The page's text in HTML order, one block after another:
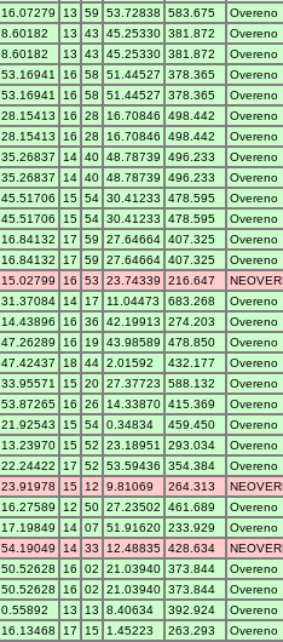
16.07279 13 59 53.72838 583.675
Overeno
8.60182 13 43 45.25330 381.872
Overeno
8.60182 13 43 45.25330 381.872
Overeno
53.16941 16 58 51.44527 378.365
Overeno
53.16941 16 58 51.44527 378.365
Overeno
28.15413 16 28 16.70846 498.442
Overeno
28.15413 16 28 16.70846 498.442
Overeno
35.26837 14 40 48.78739 496.233
Overeno
35.26837 14 40 48.78739 496.233
Overeno
45.51706 15 54 30.41233 478.595
Overeno
45.51706 15 54 30.41233 478.595
Overeno
16.84132 17 59 27.64664 407.325
Overeno
16.84132 17 59 27.64664 407.325
Overeno
15.02799 16 53 23.74339 216.647
31.37084 14 17 11.04473 683.268
Overeno
14.43896 16 36 42.19913 274.203
Overeno
47.26289 16 19 43.98589 478.850
Overeno
47.42437 18 44 2.01592 432.177
Overeno
33.95571 15 20 27.37723 588.132
Overeno
53.87265 16 26 14.33870 415.369
Overeno
21.92543 15 54 0.34834 459.450
Overeno
13.23970 15 52 23.18951 293.034
Overeno
22.24422 17 52 53.59436 354.384
Overeno
23.91978 15 12 9.81069 264.313
16.27589 12 50 27.23502 461.689
Overeno
17.19849 14 07 51.91620 233.929
Overeno
54.19049 14 33 12.48835 428.634
50.52628 16 02 21.03940 373.844
Overeno
50.52628 16 02 21.03940 373.844
Overeno
0.55892 13 13 8.40634 392.924
Overeno
16.13468 17 15 1.45223 263.293
Overeno